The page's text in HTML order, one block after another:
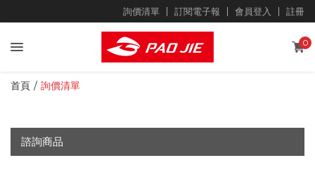
詢價清單 訂閱電子報 會員登入 註冊
0
首頁 詢價清單
諮詢商品